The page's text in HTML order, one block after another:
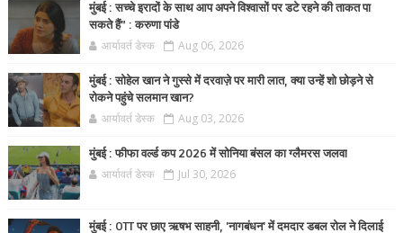
मुंबई : सच्चे इरादों के साथ आप अपने विश्वासों पर डटे रहने की ताकत पा
सकते हैं” : करुणा पांडे
आर्यावर्त डेस्क Aug 06, 2026
मुंबई : सोहेल खान ने गुस्से में दरवाज़े पर मारी लात, क्या उन्हें शो छोड़ने से
रोकने पहुंचे सलमान खान?
आर्यावर्त डेस्क Aug 03, 2026
मुंबई : फीफा वर्ल्ड कप 2026 में सोनिया बंसल का ग्लैमरस जलवा
आर्यावर्त डेस्क Jul 30, 2026
मुंबई : OTT पर छाए ऋषभ साहनी, 'नागबंधन' में दमदार डबल रोल ने दिलाई